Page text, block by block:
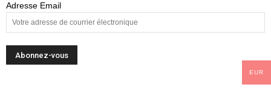
Adresse Email
EUR